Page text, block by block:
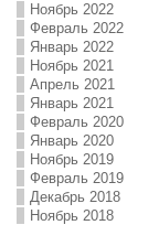
Ноябрь 2022
Февраль 2022
Январь 2022
Ноябрь 2021
Апрель 2021
Январь 2021
Февраль 2020
Январь 2020
Ноябрь 2019
Февраль 2019
Декабрь 2018
Ноябрь 2018